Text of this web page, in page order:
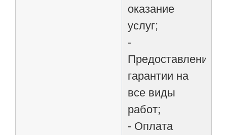
оказание
услуг;
-
Предоставление
гарантии на
все виды
работ;
- Оплата